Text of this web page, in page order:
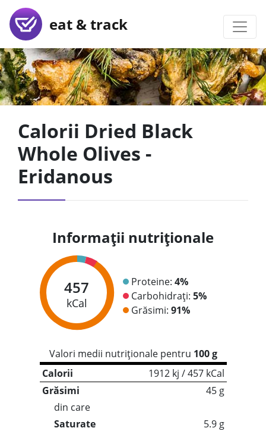
eat & track
Calorii Dried Black
Whole Olives -
Eridanous
Informații nutriționale
457
kCal
Proteine: 4%
Carbohidrați: 5%
Grăsimi: 91%
Valori medii nutriționale pentru 100 g
Calorii
1912 kj / 457 kCal
Grăsimi
45 g
din care
Saturate
5.9 g